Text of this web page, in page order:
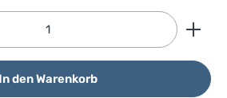
den gewünschten Wert ein
In den Warenkorb